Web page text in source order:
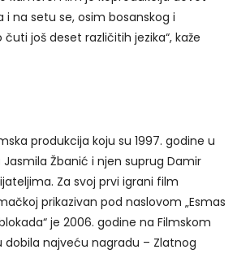
i na setu se, osim bosanskog i
još deset različitih jezika“, kaže
produkcija koju su 1997. godine u
Jasmila Žbanić i njen suprug Damir
Za svoj prvi igrani film
prikazivan pod naslovom „Esmas
je 2006. godine na Filmskom
dobila najveću nagradu – Zlatnog